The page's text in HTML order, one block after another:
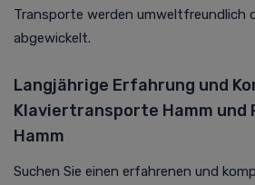
Transporte werden umweltfreundlich
abgewickelt.
Langjährige Erfahrung und
Klaviertransporte Hamm
Hamm
Suchen Sie einen erfahrenen und